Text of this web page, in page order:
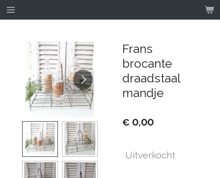
Ga
direct
hoofdinhoud
Frans
brocante
draadstaal
mandje
€ 0,00
Uitverkocht